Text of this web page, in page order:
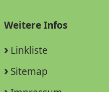
Weitere Infos
Linkliste
Sitemap